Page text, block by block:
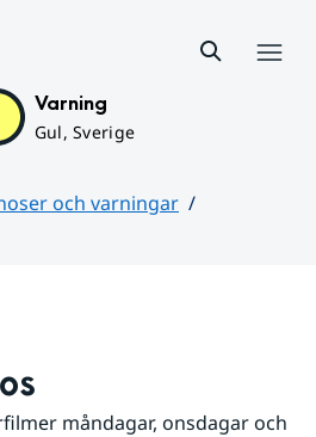
Varning
Gul, Sverige
och varningar
måndagar, onsdagar och